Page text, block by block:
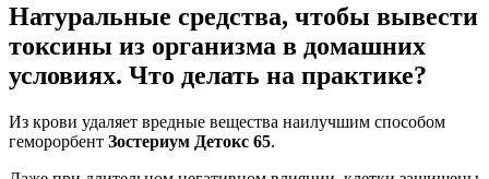
Натуральные средства, чтобы вывести
токсины из организма в домашних
условиях. Что делать на практике?
Из крови удаляет вредные вещества наилучшим способом
геморорбент Зостериум Детокс 65.